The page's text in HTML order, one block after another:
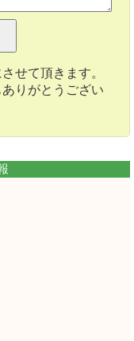
せて頂きます。
りがとうござい